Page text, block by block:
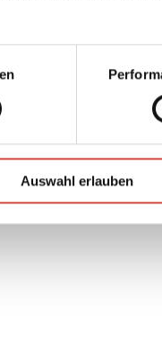
Auswahl erlauben